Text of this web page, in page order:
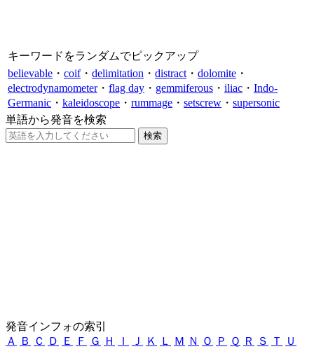
キーワードをランダムでピックアップ
believable ・ coif・ delimitation ・ distract ・ dolomite ・
electrodynamometer・ flag day ・ gemmiferous ・ iliac ・ Indo-
Germanic ・ kaleidoscope ・ rummage ・ setscrew ・ supersonic
単語から発音を検索
発音インフォの索引
Ａ
Ｂ Ｃ Ｄ Ｅ Ｆ Ｇ Ｈ Ｉ Ｊ Ｋ Ｌ Ｍ Ｎ Ｏ Ｐ Ｑ Ｒ Ｓ Ｔ Ｕ